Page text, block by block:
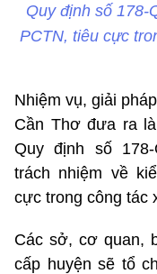
Quy định số 178-
PCTN, tiêu cực
Nhiệm vụ, giải
Cần Thơ đưa ra
Quy định số
trách nhiệm về
cực trong công tác
Các sở, cơ quan,
cấp huyện sẽ tổ